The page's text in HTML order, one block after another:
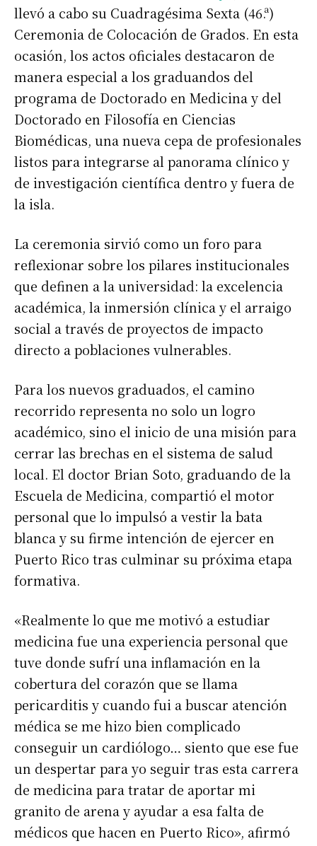
llevó a cabo su Cuadragésima Sexta (46.ª)
Ceremonia de Colocación de Grados. En esta
ocasión, los actos oficiales destacaron de
manera especial a los graduandos del
programa de Doctorado en Medicina y del
Doctorado en Filosofía en Ciencias
Biomédicas, una nueva cepa de profesionales
listos para integrarse al panorama clínico y
de investigación científica dentro y fuera de
la isla.
La ceremonia sirvió como un foro para
reflexionar sobre los pilares institucionales
que definen a la universidad: la excelencia
académica, la inmersión clínica y el arraigo
social a través de proyectos de impacto
directo a poblaciones vulnerables.
Para los nuevos graduados, el camino
recorrido representa no solo un logro
académico, sino el inicio de una misión para
cerrar las brechas en el sistema de salud
local. El doctor Brian Soto, graduando de la
Escuela de Medicina, compartió el motor
personal que lo impulsó a vestir la bata
blanca y su firme intención de ejercer en
Puerto Rico tras culminar su próxima etapa
formativa.
«Realmente lo que me motivó a estudiar
medicina fue una experiencia personal que
tuve donde sufrí una inflamación en la
cobertura del corazón que se llama
pericarditis y cuando fui a buscar atención
médica se me hizo bien complicado
conseguir un cardiólogo… siento que ese fue
un despertar para yo seguir tras esta carrera
de medicina para tratar de aportar mi
granito de arena y ayudar a esa falta de
médicos que hacen en Puerto Rico», afirmó